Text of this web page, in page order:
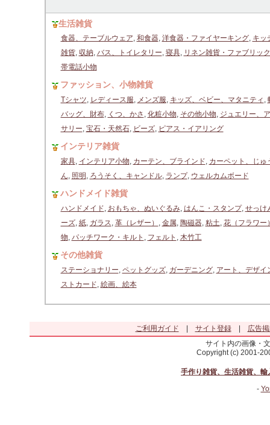
生活雑貨
食器、テーブルウェア, 和食器, 洋食器・ファイヤーキング, キッ
雑貨, 収納, バス、トイレタリー, 寝具, リネン雑貨・ファブリック
帯電話小物
ファッション、小物雑貨
Tシャツ, レディース服, メンズ服, キッズ、ベビー、マタニティ ,
バッグ、財布, くつ、かさ , 化粧小物, その他小物, ジュエリー、
サリー, 宝石・天然石, ビーズ, ピアス・イアリング
インテリア雑貨
家具, インテリア小物, カーテン、ブラインド, カーペット、じゅ
ん, 照明 , ろうそく、キャンドル, ランプ, ウェルカムボード
ハンドメイド雑貨
ハンドメイド, おもちゃ、ぬいぐるみ, はんこ・スタンプ, せっけ
ーズ, 紙, ガラス, 革（レザー） , 金属, 陶磁器, 粘土, 花（フラワー
物, パッチワーク・キルト , フェルト , 木竹工
その他雑貨
ステーショナリー, ペットグッズ, ガーデニング, アート、デザイ
ストカード, 絵画、絵本
ご利用ガイド サイト登録|
広告
サイト内の画像・
Copyright (c) 2001-
手作り雑貨、生活雑貨、
-